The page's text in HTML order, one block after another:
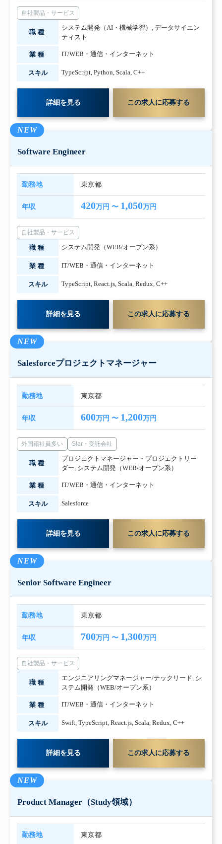
自社製品・サービス
職種
システム開発（AI・機械学習） , データサイエン
ティスト
業種 IT/WEB・通信・インターネット
スキル TypeScript, Python, Scala, C++
詳細を見る この求人に応募する
NEW
Software Engineer
勤務地 東京都
年収 420万円 〜 1,050万円
自社製品・サービス
職種 システム開発（WEB/オープン系）
業種 IT/WEB・通信・インターネット
スキル TypeScript, React.js, Scala, Redux, C++
詳細を見る この求人に応募する
NEW
Salesforceプロジェクトマネージャー
勤務地 東京都
年収 600万円 〜 1,200万円
外国籍社員多い SIer・受託会社
職種
プロジェクトマネージャー・プロジェクトリー
ダー, システム開発（WEB/オープン系）
業種 IT/WEB・通信・インターネット
スキル Salesforce
詳細を見る この求人に応募する
NEW
Senior Software Engineer
勤務地 東京都
年収 700万円 〜 1,300万円
自社製品・サービス
職種
エンジニアリングマネージャー/テックリード, シ
ステム開発（WEB/オープン系）
業種 IT/WEB・通信・インターネット
スキル Swift, TypeScript, React.js, Scala, Redux, C++
詳細を見る この求人に応募する
NEW
Product Manager（Study領域）
勤務地 東京都